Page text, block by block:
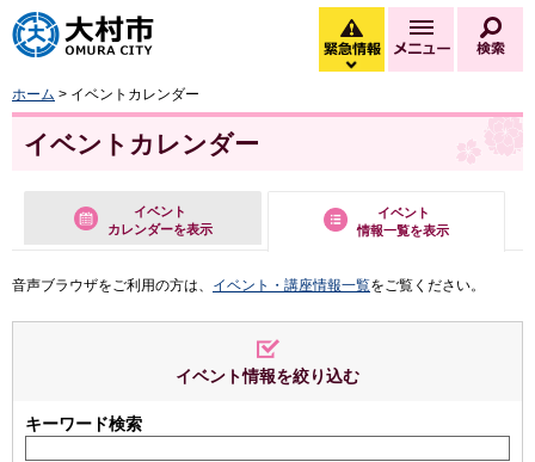
大村市
緊急情報
緊急情報を開く
メニュー
ホーム > イベントカレンダー
イベントカレンダー
イベント
カレンダーを表示
イベント
情報一覧を表示
音声ブラウザをご利用の方は、 イベント・講座情報一覧をご覧ください。
イベント情報を絞り込む
キーワード検索